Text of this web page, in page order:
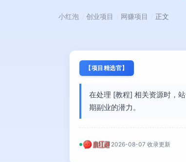
小红泡 创业项目 网赚项目 正文
【项目精选官】
在处理 [教程] 相关资源时，
期副业的潜力。
2026-08-07 收录更新